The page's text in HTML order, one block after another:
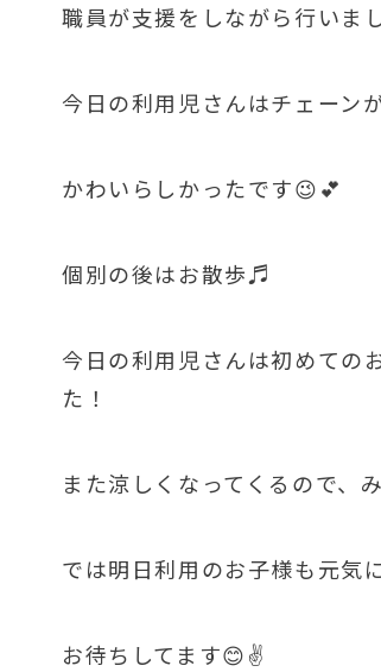
職員が支援をしながら行いま
今日の利用児さんはチェーン
かわいらしかったです😉💕
個別の後はお散歩♬
今日の利用児さんは初めての
た！
また涼しくなってくるので、
では明日利用のお子様も元気
お待ちしてます😊✌